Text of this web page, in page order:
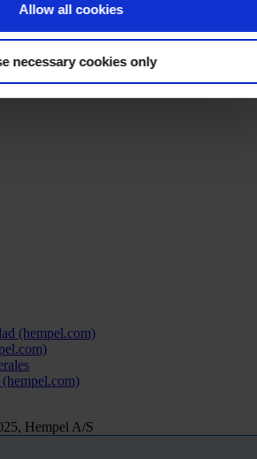
Allow all cookies
necessary cookies only
(hempel.com)
Hempel A/S